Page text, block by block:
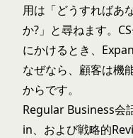
用は「どうすればあ
か?」と尋ねます。
にかけるとき、
なぜなら、顧客は機
からです。
Regular Business会
in、および戦略的